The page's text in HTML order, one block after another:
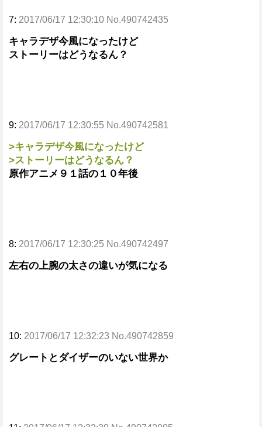
7: 2017/06/17 12:30:10 No.490742435
キャラデザ今風になったけど
ストーリーはどうなるん？
9: 2017/06/17 12:30:55 No.490742581
>キャラデザ今風になったけど
>ストーリーはどうなるん？
原作アニメ９１話の１０年後
8: 2017/06/17 12:30:25 No.490742497
左右の上腕の太さの違いが気になる
10: 2017/06/17 12:32:23 No.490742859
グレートとダイザーのいない世界か